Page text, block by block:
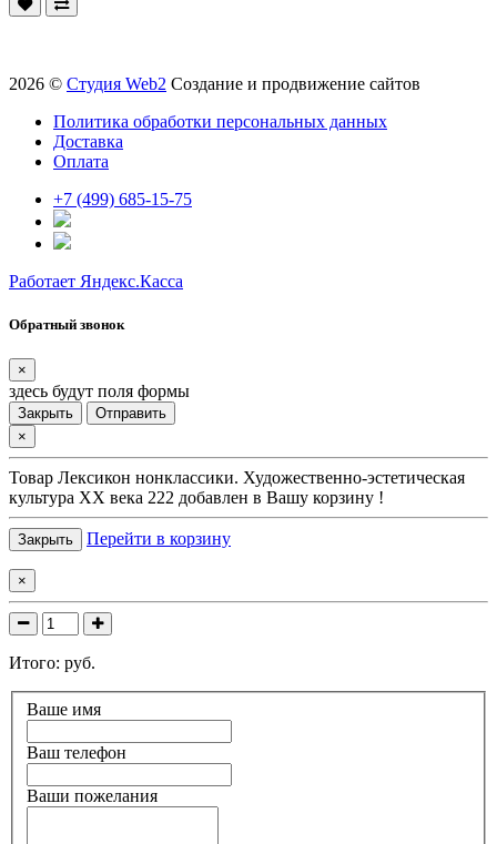
2026 © Студия Web2 Создание и продвижение сайтов
Политика обработки персональных данных
Доставка
Оплата
+7 (499) 685-15-75
Работает Яндекс.Касса
Обратный звонок
×
здесь будут поля формы
Закрыть
Отправить
×
Товар Лексикон нонклассики. Художественно-эстетическая
культура XX века 222 добавлен в Вашу корзину !
Закрыть Перейти в корзину
×
Итого: руб.
Ваше имя
Ваш телефон
Ваши пожелания